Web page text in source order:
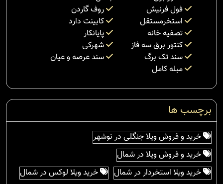
فول فرنیش
روف گاردن
استخرمستقل
کابینت دارد
تصفیه خانه
پایانکار
کنتور برق سه فاز
شهرکی
سند تک برگ
سند عرصه و عیان
مبله کامل
برچسب ها
خرید و فروش ویلا جنگلی در نوشهر
خرید و فروش ویلا در شمال
خرید ویلا استخردار در شمال
خرید ویلا لوکس در شمال